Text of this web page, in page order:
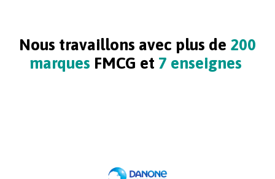
Nous travaillons avec plus de 200
marques FMCG et 7 enseignes